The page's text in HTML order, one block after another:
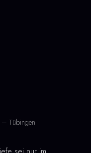
– Tübingen